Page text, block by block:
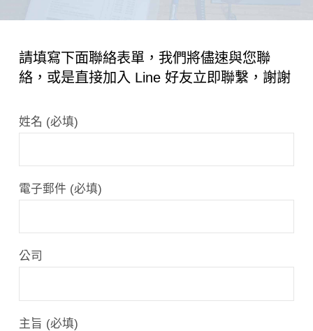
行
銷
請填寫下面聯絡表單，我們將儘速與您聯
絡，或是直接加入 Line 好友立即聯繫，謝謝
姓名 (必填)
電子郵件 (必填)
公司
主旨 (必填)